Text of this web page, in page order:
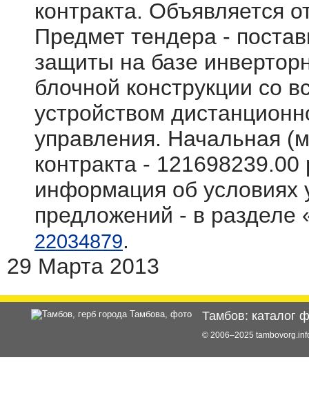
контракта. Объявляется
Предмет тендера -
защиты на базе
блочной конструкции со
устройством
управления. Начальная
контракта -
информация об условиях
предложений - в разделе
22034879.
29 Марта 2013
Тамбов: каталог
© 2006–2025